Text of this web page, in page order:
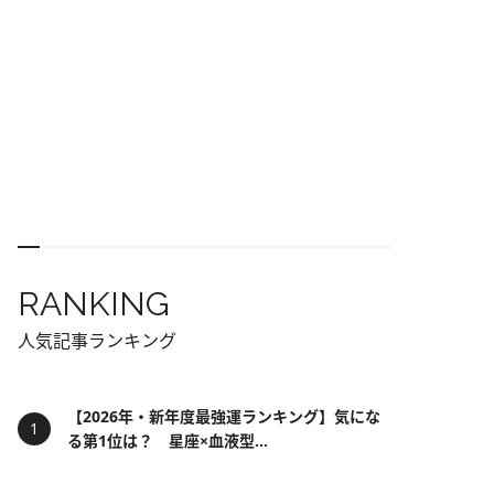
RANKING
人気記事ランキング
【2026年・新年度最強運ランキング】気にな
る第1位は？ 星座×血液型...